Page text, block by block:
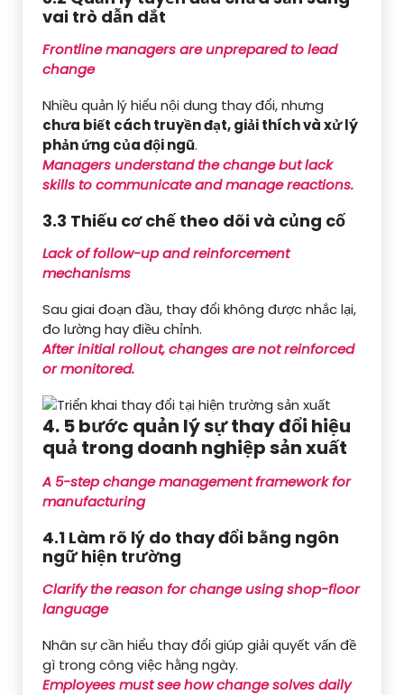
vai trò dẫn dắt
Frontline managers are unprepared to lead
change
Nhiều quản lý hiểu nội dung thay đổi, nhưng
chưa biết cách truyền đạt, giải thích và xử lý
phản ứng của đội ngũ.
Managers understand the change but lack
skills to communicate and manage reactions.
3.3 Thiếu cơ chế theo dõi và củng cố
Lack of follow-up and reinforcement
mechanisms
Sau giai đoạn đầu, thay đổi không được nhắc lại,
đo lường hay điều chỉnh.
After initial rollout, changes are not reinforced
or monitored.
4. 5 bước quản lý sự thay đổi hiệu
quả trong doanh nghiệp sản xuất
A 5-step change management framework for
manufacturing
4.1 Làm rõ lý do thay đổi bằng ngôn
ngữ hiện trường
Clarify the reason for change using shop-floor
language
Nhân sự cần hiểu thay đổi giúp giải quyết vấn đề
gì trong công việc hằng ngày.
Employees must see how change solves daily